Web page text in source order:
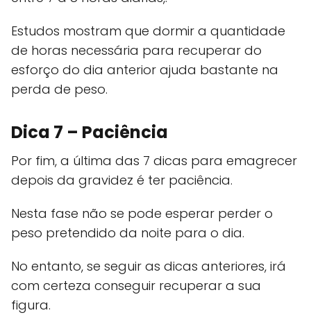
Estudos mostram que dormir a quantidade
de horas necessária para recuperar do
esforço do dia anterior ajuda bastante na
perda de peso.
Dica 7 – Paciência
Por fim, a última das 7 dicas para emagrecer
depois da gravidez é ter paciência.
Nesta fase não se pode esperar perder o
peso pretendido da noite para o dia.
No entanto, se seguir as dicas anteriores, irá
com certeza conseguir recuperar a sua
figura.